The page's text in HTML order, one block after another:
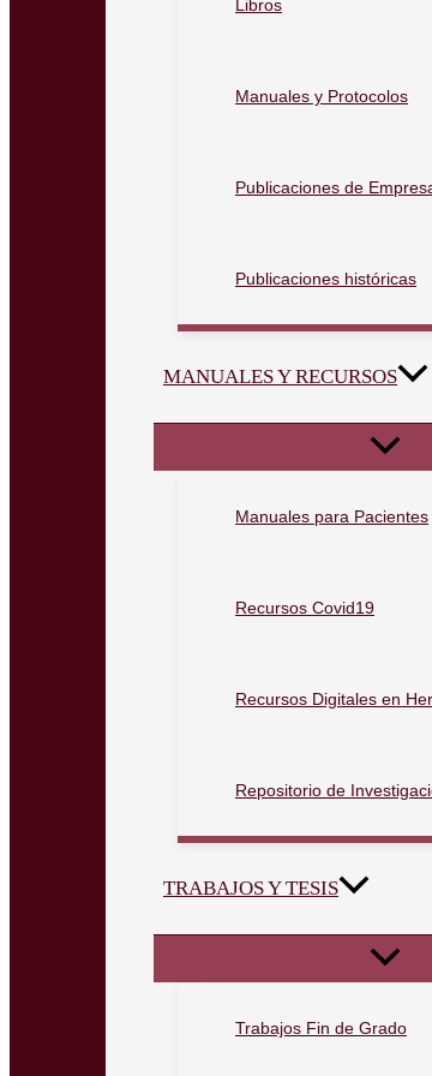
Libros
Manuales y Protocolos
Publicaciones de
Publicaciones históricas
MANUALES Y RECURSOS
Manuales para Pacientes
Recursos Covid19
Recursos Digitales en
Repositorio de
TRABAJOS Y TESIS
Trabajos Fin de Grado